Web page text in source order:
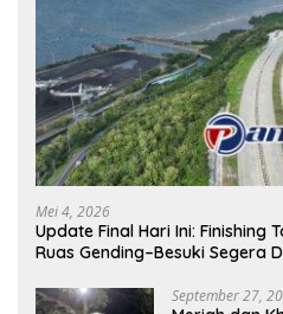
Mei 4, 2026
Update Final Hari Ini: Finishing
Ruas Gending–Besuki Segera
September 27,